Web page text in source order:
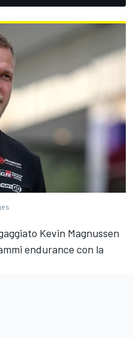
Kevin Magnussen
endurance con la